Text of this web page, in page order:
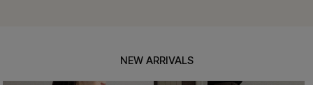
NEW ARRIVALS